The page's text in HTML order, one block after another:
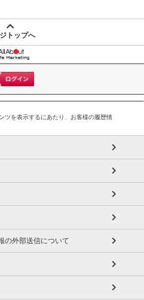
トップへ
ツを表示するにあたり、お客様の履歴情
の外部送信について